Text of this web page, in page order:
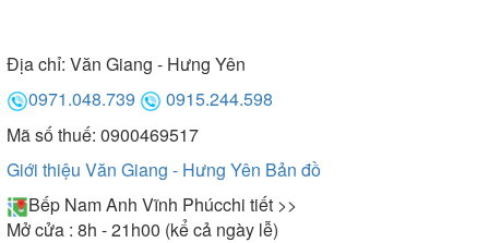
Địa chỉ: Văn Giang - Hưng Yên
0971.048.739
0915.244.598
Mã số thuế: 0900469517
Giới thiệu Văn Giang - Hưng Yên Bản đồ
Bếp Nam Anh Vĩnh Phúcchi tiết >>
Mở cửa : 8h - 21h00 (kể cả ngày lễ)